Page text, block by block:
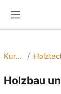
Kurse
Holzbau